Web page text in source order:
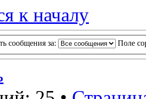
к началу
сообщения за: Поле